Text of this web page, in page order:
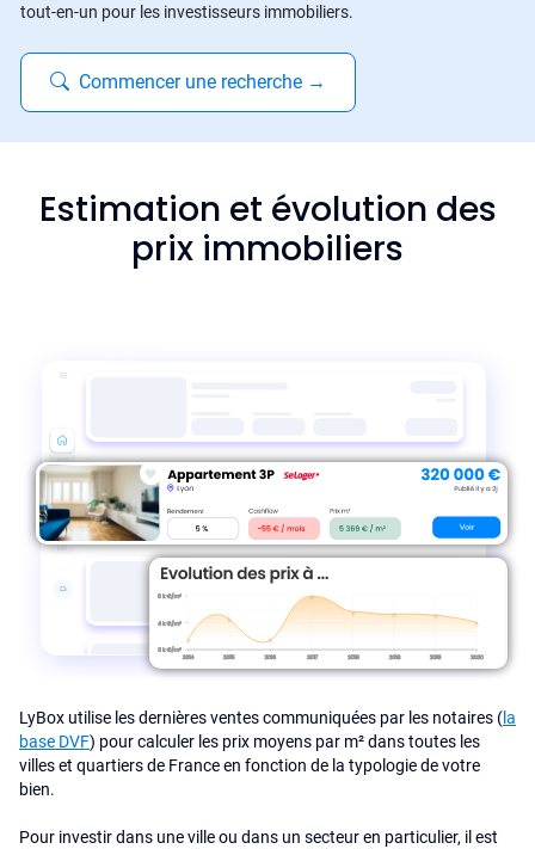
tout-en-un pour les investisseurs immobiliers.
Commencer une recherche →
Estimation et évolution des
prix immobiliers
LyBox utilise les dernières ventes communiquées par les notaires (la
base DVF) pour calculer les prix moyens par m² dans toutes les
villes et quartiers de France en fonction de la typologie de votre
bien.
Pour investir dans une ville ou dans un secteur en particulier, il est